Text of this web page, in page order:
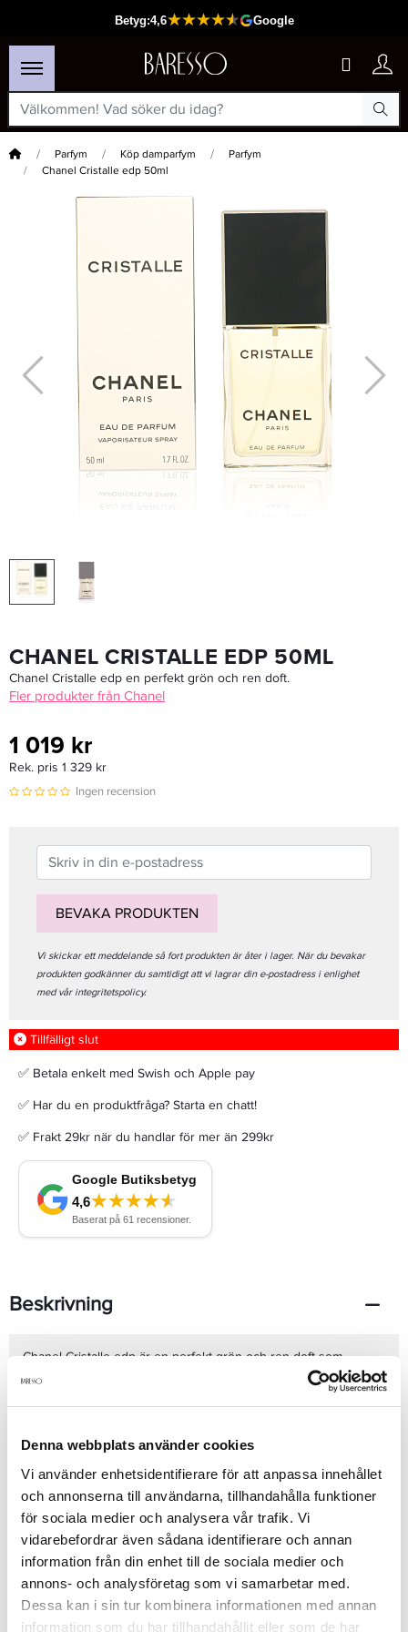
Denna webbplats använder cookies
Vi använder enhetsidentifierare för att anpassa innehållet
och annonserna till användarna, tillhandahålla funktioner
för sociala medier och analysera vår trafik. Vi
vidarebefordrar även sådana identifierare och annan
information från din enhet till de sociala medier och
annons- och analysföretag som vi samarbetar med.
Dessa kan i sin tur kombinera informationen med annan
information som du har tillhandahållit eller som de har
Hem Parfym Köp damparfym
Parfym
Chanel Cristalle edp 50ml
Passar din varukorg
Biotherm Deo Pure Antiperspirant Stick 40ml
Rek. pris 275 kr 249 kr
CHANEL CRISTALLE EDP 50ML
Chanel Cristalle edp en perfekt grön och ren doft.
Fler produkter från Chanel
1 019 kr
Rek. pris 1 329 kr
Ingen recension
BEVAKA PRODUKTEN
Vi skickar ett meddelande så fort produkten är åter i lager. När du bevakar
produkten godkänner du samtidigt att vi lagrar din e-postadress i enlighet
med vår integritetspolicy.
Tillfälligt slut
✅ Betala enkelt med Swish och Apple pay
✅ Har du en produktfråga? Starta en chatt!
✅ Frakt 29kr när du handlar för mer än 299kr
Beskrivning
Chanel Cristalle edp är en perfekt grön och ren doft som
avslöjar ett brett spektrum av doftnoter: från grön kryddig
översvallande utbrott av citron och bergamott friskhet. Hjärtat
trä.50ml
Produktdetaljer
Recensioner